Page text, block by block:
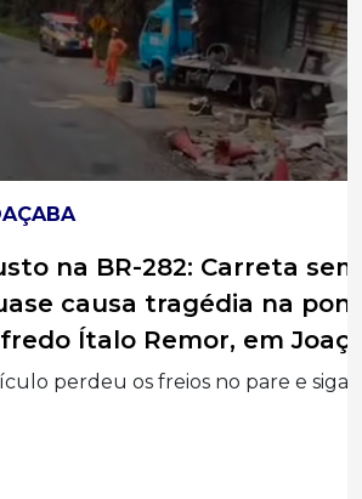
282: Carreta sem freios
tragédia na ponte
Remor, em Joaçaba
freios no pare e siga da...